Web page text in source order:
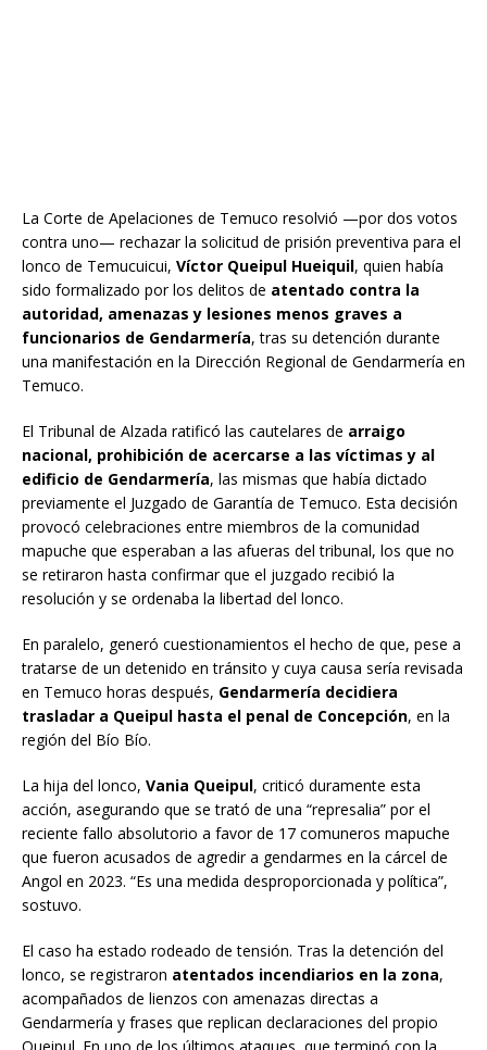
La Corte de Apelaciones de Temuco resolvió —por dos votos
contra uno— rechazar la solicitud de prisión preventiva para el
lonco de Temucuicui, Víctor Queipul Hueiquil, quien había
sido formalizado por los delitos de atentado contra la
autoridad, amenazas y lesiones menos graves a
funcionarios de Gendarmería, tras su detención durante
una manifestación en la Dirección Regional de Gendarmería en
Temuco.
El Tribunal de Alzada ratificó las cautelares de arraigo
nacional, prohibición de acercarse a las víctimas y al
edificio de Gendarmería, las mismas que había dictado
previamente el Juzgado de Garantía de Temuco. Esta decisión
provocó celebraciones entre miembros de la comunidad
mapuche que esperaban a las afueras del tribunal, los que no
se retiraron hasta confirmar que el juzgado recibió la
resolución y se ordenaba la libertad del lonco.
En paralelo, generó cuestionamientos el hecho de que, pese a
tratarse de un detenido en tránsito y cuya causa sería revisada
en Temuco horas después, Gendarmería decidiera
trasladar a Queipul hasta el penal de Concepción, en la
región del Bío Bío.
La hija del lonco, Vania Queipul, criticó duramente esta
acción, asegurando que se trató de una “represalia” por el
reciente fallo absolutorio a favor de 17 comuneros mapuche
que fueron acusados de agredir a gendarmes en la cárcel de
Angol en 2023. “Es una medida desproporcionada y política”,
sostuvo.
El caso ha estado rodeado de tensión. Tras la detención del
lonco, se registraron atentados incendiarios en la zona,
acompañados de lienzos con amenazas directas a
Gendarmería y frases que replican declaraciones del propio